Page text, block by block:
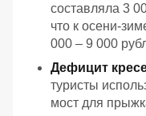
составляла 3
что к осени-
000 – 9 000
Дефицит
туристы
мост для